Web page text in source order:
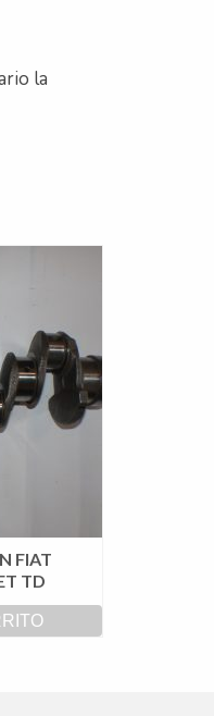
la
FIAT
TD